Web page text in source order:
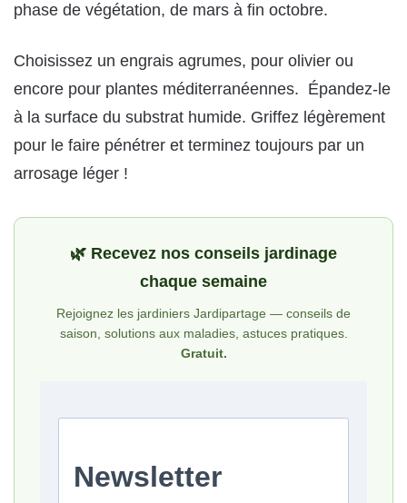
phase de végétation, de mars à fin octobre.
Choisissez un engrais agrumes, pour olivier ou
encore pour plantes méditerranéennes. Épandez-le
à la surface du substrat humide. Griffez légèrement
pour le faire pénétrer et terminez toujours par un
arrosage léger !
🌿 Recevez nos conseils jardinage
chaque semaine
Rejoignez les jardiniers Jardipartage — conseils de
saison, solutions aux maladies, astuces pratiques.
Gratuit.